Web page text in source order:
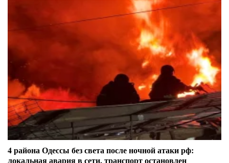
4 района Одессы без света после ночной атаки рф:
локальная авария в сети, транспорт остановлен